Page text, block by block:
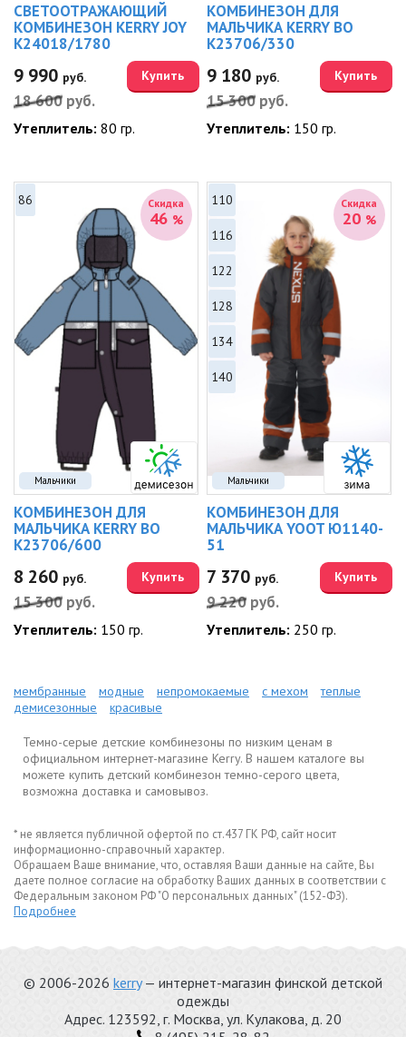
СВЕТООТРАЖАЮЩИЙ
КОМБИНЕЗОН KERRY JOY
K24018/1780
9 990 руб.
18 600 руб.
Купить
Утеплитель:80 гр.
КОМБИНЕЗОН ДЛЯ
МАЛЬЧИКА KERRY BO
K23706/330
9 180 руб.
15 300 руб.
Купить
Утеплитель: 150 гр.
Мальчики
Скидка
46 %
86
КОМБИНЕЗОН ДЛЯ
МАЛЬЧИКА KERRY BO
K23706/600
8 260 руб.
15 300 руб.
Купить
Утеплитель: 150 гр.
Мальчики
Скидка
20 %
110
116
122
128
134
140
КОМБИНЕЗОН ДЛЯ
МАЛЬЧИКА YOOT Ю1140-
51
7 370 руб.
9 220 руб.
Купить
Утеплитель: 250 гр.
мембранные модные непромокаемые с мехом
теплые
демисезонные
красивые
Темно-серые детские комбинезоны по низким ценам в
официальном интернет-магазине Kerry. В нашем каталоге вы
можете купить детский комбинезон темно-серого цвета,
возможна доставка и самовывоз.
* не является публичной офертой по ст.437 ГК РФ, сайт носит
информационно-справочный характер.
Обращаем Ваше внимание, что, оставляя Ваши данные на сайте, Вы
даете полное согласие на обработку Ваших данных в соответствии с
Федеральным законом РФ "О персональных данных" (152-ФЗ).
Подробнее
© 2006-2026 kerry— интернет-магазин финской детской
одежды
Адрес. 123592, г. Москва, ул. Кулакова, д. 20